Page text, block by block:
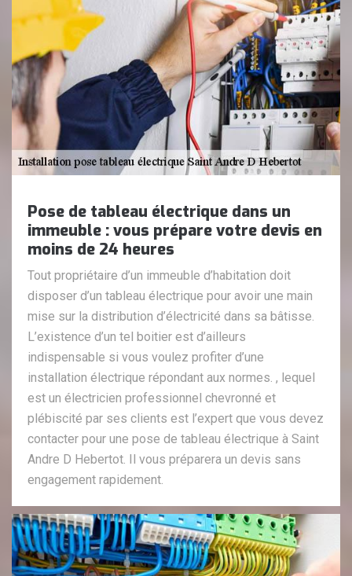
Pose de tableau électrique dans un
immeuble : vous prépare votre devis en
moins de 24 heures
Tout propriétaire d’un immeuble d’habitation doit
disposer d’un tableau électrique pour avoir une main
mise sur la distribution d’électricité dans sa bâtisse.
L’existence d’un tel boitier est d’ailleurs
indispensable si vous voulez profiter d’une
installation électrique répondant aux normes. , lequel
est un électricien professionnel chevronné et
plébiscité par ses clients est l’expert que vous devez
contacter pour une pose de tableau électrique à Saint
Andre D Hebertot. Il vous préparera un devis sans
engagement rapidement.